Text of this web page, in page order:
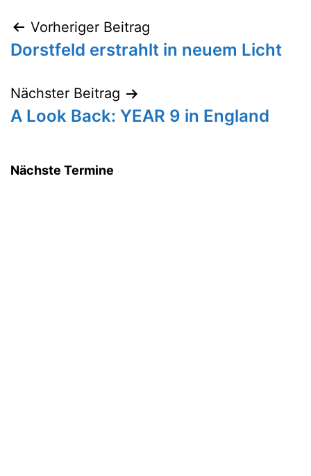
Beitragsnavigation
Vorheriger Beitrag
Dorstfeld erstrahlt in neuem Licht
Nächster Beitrag
A Look Back: YEAR 9 in England
Nächste Termine